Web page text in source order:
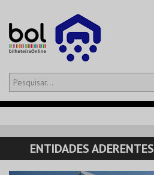
Olá,iniciar sessão
CARRINHO
EVENTOS
ENTIDADES ADERENTES